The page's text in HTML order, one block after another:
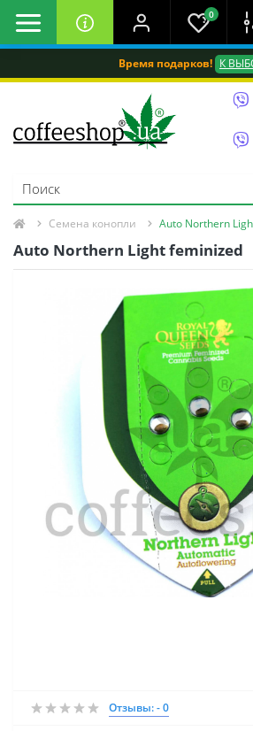
Время подарков! К
0
Семена конопли Auto Northern
Auto Northern Light feminized
Отзывы: - 0